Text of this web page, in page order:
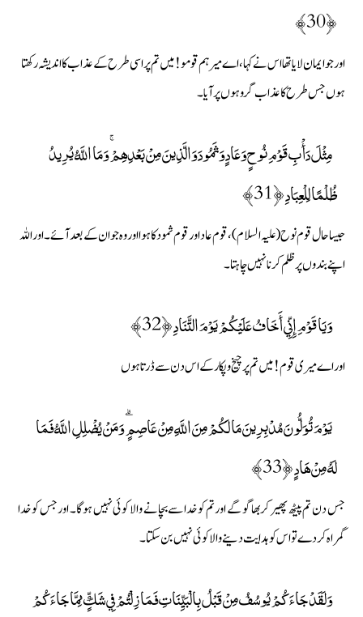
﴿30﴾
اور جو ایمان لایا تھا اس نے کہا، اے میر ہم قومو ! میں تم پر اسی طرح کے عذاب کا اندیشہ رکھتا
ہوں جس طرح کا عذاب گروہوں پر آیا۔
مِثْلَ دَأْبِ قَوْمِ نُوحٍ وَعَادٍ وَثَمُودَ وَالَّذِينَ مِنْ بَعْدِهِمْ ۚ وَمَا اللَّهُ يُرِيدُ
ظُلْمًا لِلْعِبَادِ ﴿31﴾
جیسا حال قوم نوح (علیہ السلام) ، قوم عاد اور قوم ثمود کا ہوا اور وہ جو ان کے بعد آئے۔ اور اللہ
اپنے بندوں پر ظلم کرنا نہیں چاہتا ۔
وَيَا قَوْمِ إِنِّي أَخَافُ عَلَيْكُمْ يَوْمَ التَّنَادِ ﴿32﴾
اور اے میری قوم ! میں تم پر چیخ و پکار کے اس دن سے ڈرتا ہوں
يَوْمَ تُوَلُّونَ مُدْبِرِينَ مَا لَكُمْ مِنَ اللَّهِ مِنْ عَاصِمٍ ۗ وَمَنْ يُضْلِلِ اللَّهُ فَمَا
لَهُ مِنْ هَادٍ ﴿33﴾
جس دن تم پیٹھ پھیر کر بھاگو گے اور تم کو خدا سے بچانے والا کوئی نہیں ہوگا۔ اور جس کو خدا
گمراہ کر دے تو اس کو ہدایت دینے والا کوئی نہیں بن سکتا۔
وَلَقَدْ جَاءَكُمْ يُوسُفُ مِنْ قَبْلُ بِالْبَيِّنَاتِ فَمَا زِلْتُمْ فِي شَكٍّ مِمَّا جَاءَكُمْ